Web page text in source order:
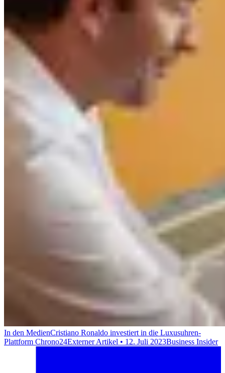
In den MedienCristiano Ronaldo investiert in die Luxusuhren-
Plattform Chrono24Externer Artikel • 12. Juli 2023Business Insider